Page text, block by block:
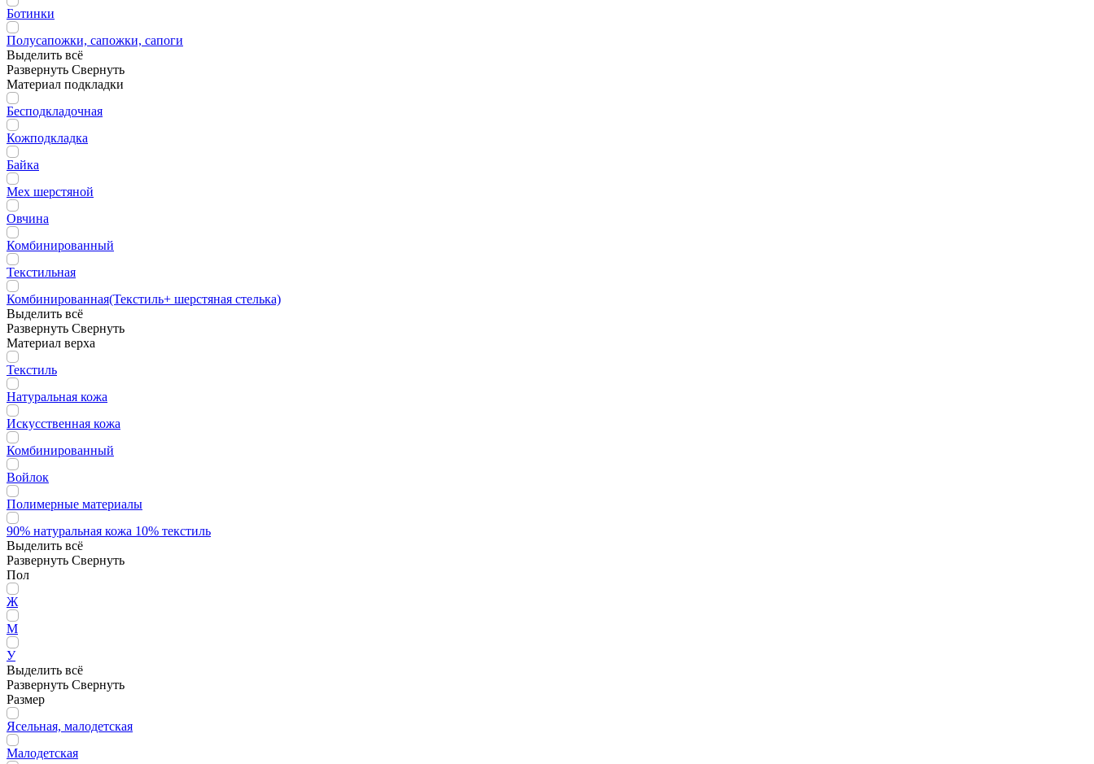
Ботинки
Полусапожки, сапожки, сапоги
Выделить всё
Развернуть Свернуть
Материал подкладки
Бесподкладочная
Кожподкладка
Байка
Мех шерстяной
Овчина
Комбинированный
Текстильная
Комбинированная(Текстиль+ шерстяная стелька)
Выделить всё
Развернуть Свернуть
Материал верха
Текстиль
Натуральная кожа
Искусственная кожа
Комбинированный
Войлок
Полимерные материалы
90% натуральная кожа 10% текстиль
Выделить всё
Развернуть Свернуть
Пол
Ж
М
У
Выделить всё
Развернуть Свернуть
Размер
Ясельная, малодетская
Малодетская